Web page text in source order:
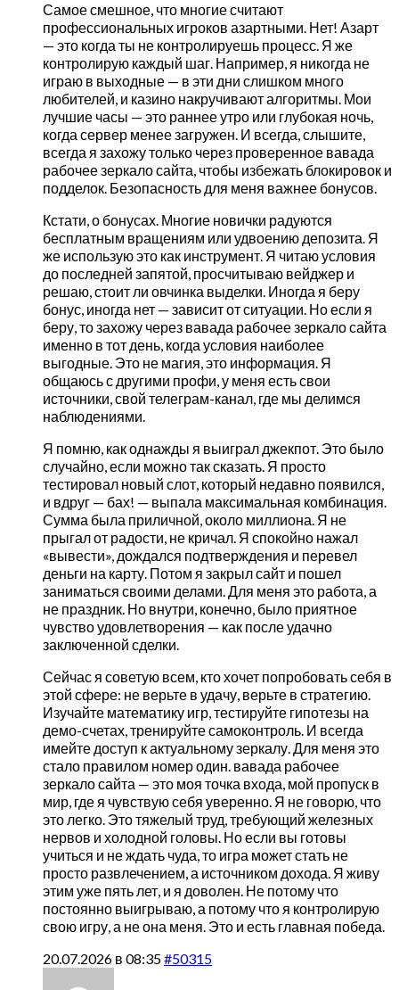
Самое смешное, что многие считают
профессиональных игроков азартными. Нет! Азарт
— это когда ты не контролируешь процесс. Я же
контролирую каждый шаг. Например, я никогда не
играю в выходные — в эти дни слишком много
любителей, и казино накручивают алгоритмы. Мои
лучшие часы — это раннее утро или глубокая ночь,
когда сервер менее загружен. И всегда, слышите,
всегда я захожу только через проверенное вавада
рабочее зеркало сайта, чтобы избежать блокировок и
подделок. Безопасность для меня важнее бонусов.
Кстати, о бонусах. Многие новички радуются
бесплатным вращениям или удвоению депозита. Я
же использую это как инструмент. Я читаю условия
до последней запятой, просчитываю вейджер и
решаю, стоит ли овчинка выделки. Иногда я беру
бонус, иногда нет — зависит от ситуации. Но если я
беру, то захожу через вавада рабочее зеркало сайта
именно в тот день, когда условия наиболее
выгодные. Это не магия, это информация. Я
общаюсь с другими профи, у меня есть свои
источники, свой телеграм-канал, где мы делимся
наблюдениями.
Я помню, как однажды я выиграл джекпот. Это было
случайно, если можно так сказать. Я просто
тестировал новый слот, который недавно появился,
и вдруг — бах! — выпала максимальная комбинация.
Сумма была приличной, около миллиона. Я не
прыгал от радости, не кричал. Я спокойно нажал
«вывести», дождался подтверждения и перевел
деньги на карту. Потом я закрыл сайт и пошел
заниматься своими делами. Для меня это работа, а
не праздник. Но внутри, конечно, было приятное
чувство удовлетворения — как после удачно
заключенной сделки.
Сейчас я советую всем, кто хочет попробовать себя в
этой сфере: не верьте в удачу, верьте в стратегию.
Изучайте математику игр, тестируйте гипотезы на
демо-счетах, тренируйте самоконтроль. И всегда
имейте доступ к актуальному зеркалу. Для меня это
стало правилом номер один. вавада рабочее
зеркало сайта — это моя точка входа, мой пропуск в
мир, где я чувствую себя уверенно. Я не говорю, что
это легко. Это тяжелый труд, требующий железных
нервов и холодной головы. Но если вы готовы
учиться и не ждать чуда, то игра может стать не
просто развлечением, а источником дохода. Я живу
этим уже пять лет, и я доволен. Не потому что
постоянно выигрываю, а потому что я контролирую
свою игру, а не она меня. Это и есть главная победа.
20.07.2026 в 08:35#50315